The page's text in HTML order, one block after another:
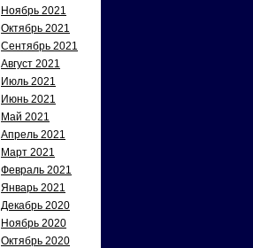
Ноябрь 2021
Октябрь 2021
Сентябрь 2021
Август 2021
Июль 2021
Июнь 2021
Май 2021
Апрель 2021
Март 2021
Февраль 2021
Январь 2021
Декабрь 2020
Ноябрь 2020
Октябрь 2020